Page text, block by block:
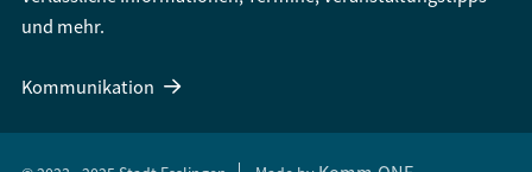
und mehr.
Kommunikation